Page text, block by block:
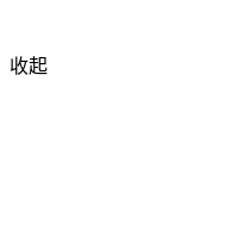
收起